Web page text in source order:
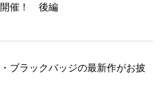
開催！ 後編
ブラックバッジの最新作がお披